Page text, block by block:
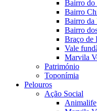
Bairro do
Bairro
Bairro da
Bairro
Braço de
Vale
Marvila
Património
Toponímia
Pelouros
Ação Social
Animalife